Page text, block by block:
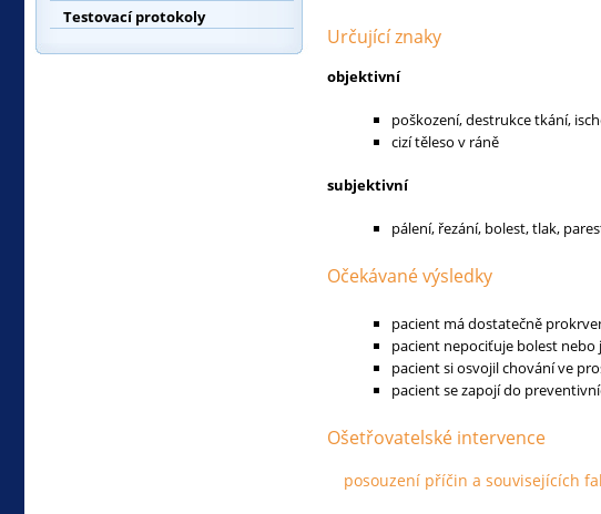
Testovací protokoly
Určující znaky
objektivní
poškození, destrukce tkání,
cizí těleso v ráně
subjektivní
pálení, řezání, bolest, tlak,
Očekávané výsledky
pacient má dostatečně
pacient nepociťuje bolest
pacient si osvojil chování ve
pacient se zapojí do
Ošetřovatelské intervence
posouzení příčin a souvisejících